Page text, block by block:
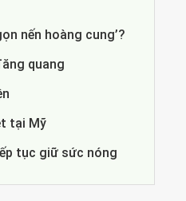
nến hoàng cung’?
quang
tại Mỹ
tục giữ sức nóng